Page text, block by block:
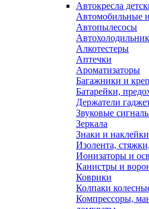
Автокресла
Автомобильные
Автопылесосы
Алкотестеры
Аптечки
Ароматизаторы
Багажники и
Батарейки,
Держатели
Звуковые
Зеркала
Знаки и наклейки
Изолента,
Ионизаторы и
Канистры и
Коврики
Колпаки
Компрессоры,